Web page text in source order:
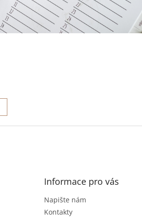
Informace pro vás
Napište nám
Kontakty